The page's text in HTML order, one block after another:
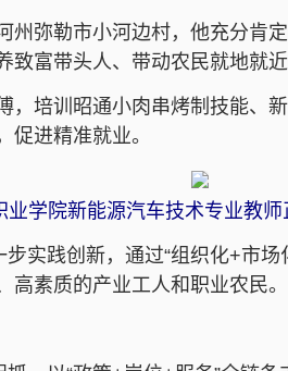
弥勒市小河边村，他充分肯
富带头人、带动农民就地就近
培训昭通小肉串烤制技能、
进精准就业。
业学院新能源汽车技术专业教
实践创新，通过“组织化+市
素质的产业工人和职业农民。